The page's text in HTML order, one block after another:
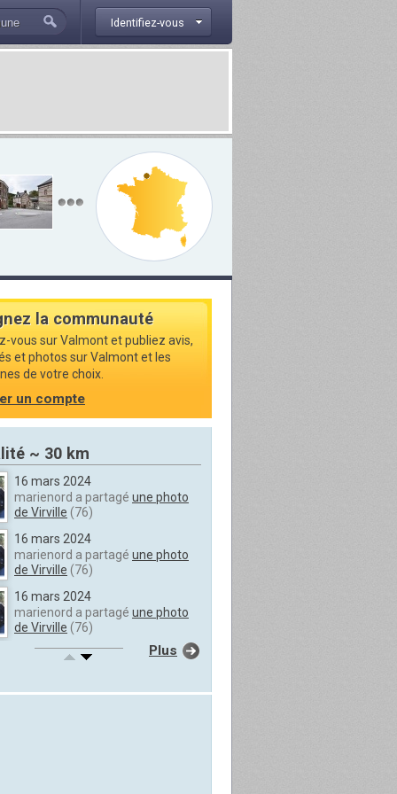
Identifiez-vous
la communauté
vous sur Valmont et publiez avis,
et photos sur Valmont et les
de votre choix.
un compte
~ 30 km
16 mars 2024
marienord a partagé une photo
de Virville (76)
16 mars 2024
marienord a partagé une photo
de Virville (76)
16 mars 2024
marienord a partagé une photo
de Virville (76)
16 mars 2024
Plus